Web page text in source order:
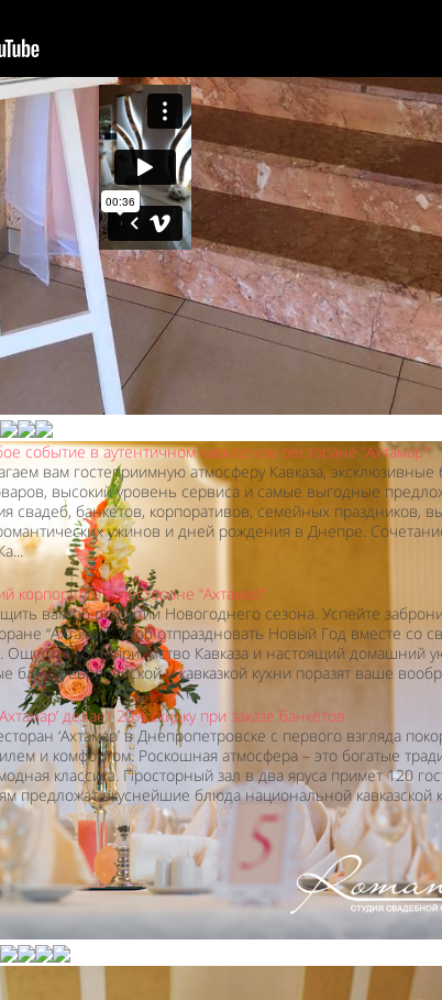
событие в аутентичном кавказском ресторане “Ахтамар”!
вам гостеприимную атмосферу Кавказа, эксклюзивные
высокий уровень сервиса и самые выгодные
свадеб, банкетов, корпоративов, семейных праздников,
ужинов и дней рождения в Днепре.
корпоратив в ресторане “Ахтамар”
вам об открытии Новогоднего сезона. Успейте
“Ахтамар”, чтоб отпраздновать Новый Год вместе со
Ощутите гостеприимство Кавказа и настоящий домашний
блюда европейской и кавказкой кухни поразят ваше
делает 20% скидку при заказе банкетов
‘Ахтамар’ в Днепропетровске с первого взгляда
и комфортом. Роскошная атмосфера – это богатые
классика. Просторный зал в два яруса примет 120
предложат вкуснейшие блюда национальной кавказской